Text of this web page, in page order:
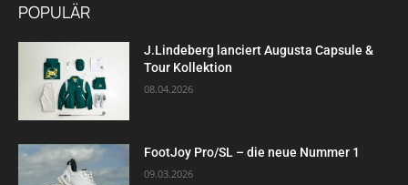
POPULÄR
J.Lindeberg lanciert Augusta Capsule &
Tour Kollektion
08.04.2026
FootJoy Pro/SL – die neue Nummer 1
09.03.2026